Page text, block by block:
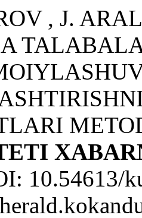
, J.
10.54613/